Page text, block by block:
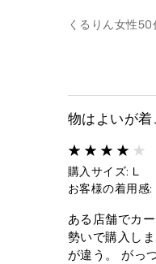
くるりん女性50
物はよいが
購入サイズ: L
お客様の着用感
ある店舗でカ
勢いで購入し
が違う。 がっ